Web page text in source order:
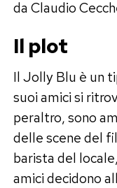
da Claudio
Il plot
Il Jolly Blu è un
suoi amici si
peraltro, sono
delle scene del
barista del
amici decidono